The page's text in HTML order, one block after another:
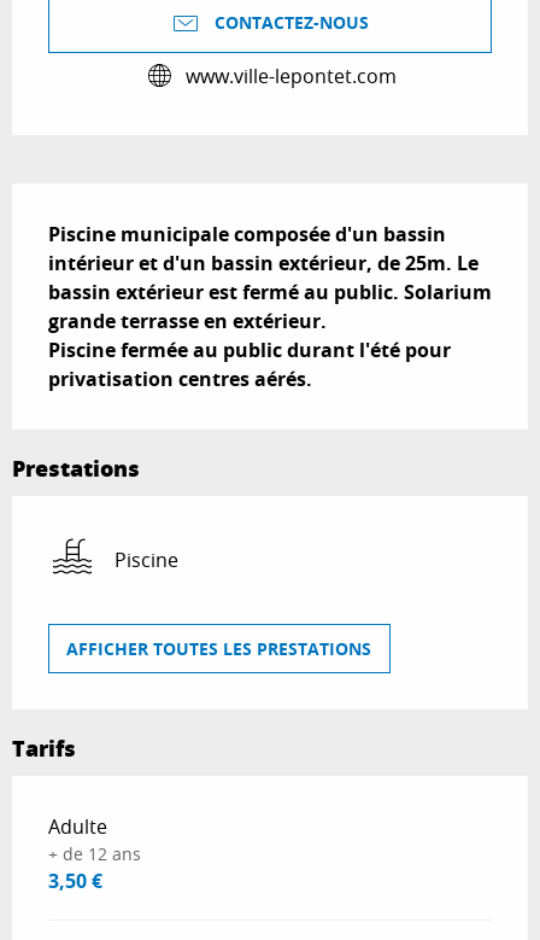
CONTACTEZ-NOUS
www.ville-lepontet.com
Piscine municipale composée d'un bassin
intérieur et d'un bassin extérieur, de 25m. Le
bassin extérieur est fermé au public. Solarium
grande terrasse en extérieur.
Piscine fermée au public durant l'été pour
privatisation centres aérés.
Prestations
Piscine
AFFICHER TOUTES LES PRESTATIONS
Tarifs
Tarifs 2026
Adulte
+ de 12 ans
3,50 €